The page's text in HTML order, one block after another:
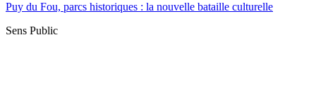
Puy du Fou, parcs historiques : la nouvelle bataille culturelle
Sens Public